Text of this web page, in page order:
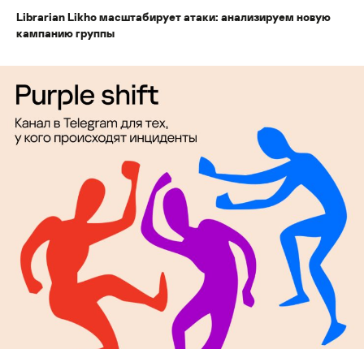
Librarian Likho масштабирует атаки: анализируем новую
кампанию группы